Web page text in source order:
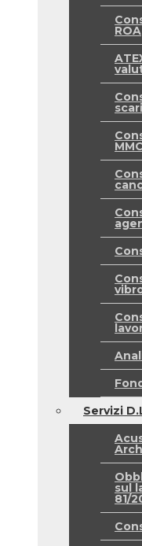
ROA
MMC
Servizi
sul
81/